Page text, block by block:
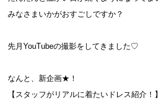
みなさまいかがおすごしですか？
先月YouTubeの撮影をしてきました♡
なんと、新企画★！
【スタッフがリアルに着たいドレス紹介！】